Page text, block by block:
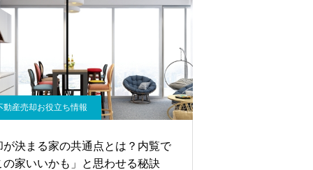
動産売却お役立ち情報
が決まる家の共通点とは？内覧で
の家いいかも」と思わせる秘訣